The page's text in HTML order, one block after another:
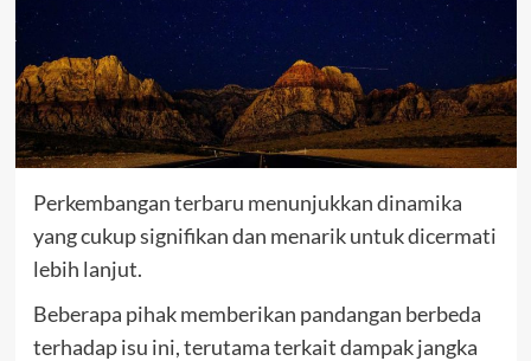
Perkembangan terbaru menunjukkan dinamika
yang cukup signifikan dan menarik untuk dicermati
lebih lanjut.
Beberapa pihak memberikan pandangan berbeda
terhadap isu ini, terutama terkait dampak jangka